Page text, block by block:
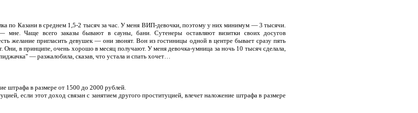
по Казани в среднем 1,5-2 тысяч за час. У меня ВИП-девочки, поэтому у них минимум — 3 тысячи.
Чаще всего заказы бывают в сауны, бани. Сутенеры оставляют визитки своих досугов
желание пригласить девушек — они звонят. Вон из гостиницы одной в центре бывает сразу пять
Они, в принципе, очень хорошо в месяц получают. У меня девочка-умница за ночь 10 тысяч сделала,
— разжалобила, сказав, что устала и спать хочет…
штрафа в размере от 1500 до 2000 рублей.
если этот доход связан с занятием другого проституцией, влечет наложение штрафа в размере